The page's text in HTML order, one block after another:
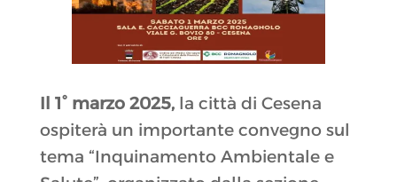
Il 1° marzo 2025,la città di Cesena
ospiterà un importante convegno sul
tema “Inquinamento Ambientale e